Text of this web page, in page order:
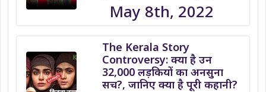
May 8th, 2022
The Kerala Story
Controversy: क्या है उन
32,000 लड़कियों का अनसुना
सच?, जानिए क्या है पूरी कहानी?